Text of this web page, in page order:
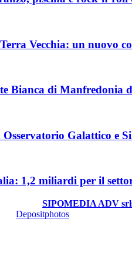
Vecchia: un nuovo
Bianca di Manfredonia
Galattico e
1,2 miliardi per il
SIPOMEDIA ADV
Depositphotos